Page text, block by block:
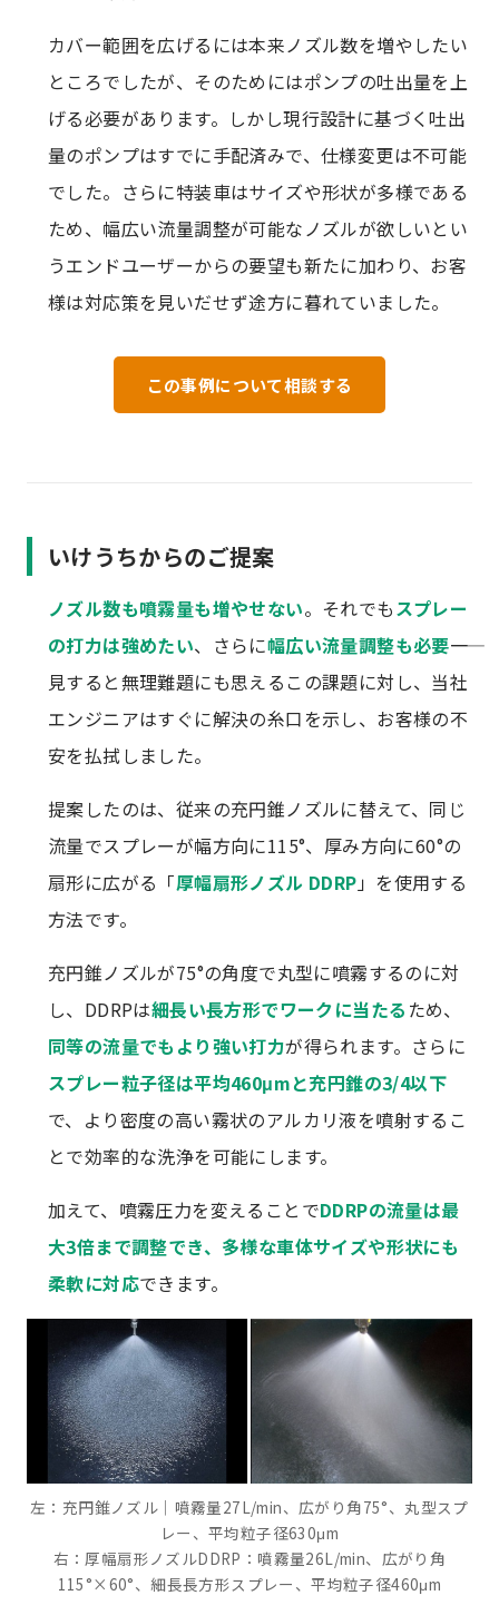
カバー範囲を広げるには本来ノズル数を増やしたい
ところでしたが、そのためにはポンプの吐出量を上
げる必要があります。しかし現行設計に基づく吐出
量のポンプはすでに手配済みで、仕様変更は不可能
でした。さらに特装車はサイズや形状が多様である
ため、幅広い流量調整が可能なノズルが欲しいとい
うエンドユーザーからの要望も新たに加わり、お客
様は対応策を見いだせず途方に暮れていました。
この事例について相談する
いけうちからのご提案
ノズル数も噴霧量も増やせない。それでもスプレー
の打力は強めたい、さらに幅広い流量調整も必要――一
見すると無理難題にも思えるこの課題に対し、当社
エンジニアはすぐに解決の糸口を示し、お客様の不
安を払拭しました。
提案したのは、従来の充円錐ノズルに替えて、同じ
流量でスプレーが幅方向に115°、厚み方向に60°の
扇形に広がる「厚幅扇形ノズル DDRP」を使用する
方法です。
充円錐ノズルが75°の角度で丸型に噴霧するのに対
し、DDRPは細長い長方形でワークに当たる ため、
同等の流量でもより強い打力が得られます。さらに
スプレー粒子径は平均460μmと充円錐の3/4以下
で、より密度の高い霧状のアルカリ液を噴射するこ
とで効率的な洗浄を可能にします。
加えて、噴霧圧力を変えることでDDRPの流量は最
大3倍まで調整でき、多様な車体サイズや形状にも
柔軟に対応できます。
左：充円錐ノズル｜噴霧量27L/min、広がり角75°、丸型スプ
レー、平均粒子径630μm
右：厚幅扇形ノズルDDRP：噴霧量26L/min、広がり角
115°×60°、細長長方形スプレー、平均粒子径460μm